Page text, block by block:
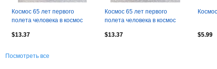
Космос 65 лет первого
полета человека в космос
$13.37
Космос 65 лет первого
полета человека в космос
$13.37
$5.99
Посмотреть все